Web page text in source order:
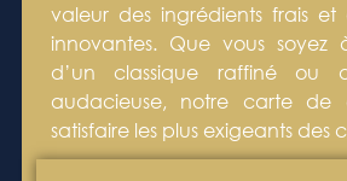
valeur des ingrédients frais et
innovantes. Que vous soyez
d’un classique raffiné ou
audacieuse, notre carte de
satisfaire les plus exigeants des